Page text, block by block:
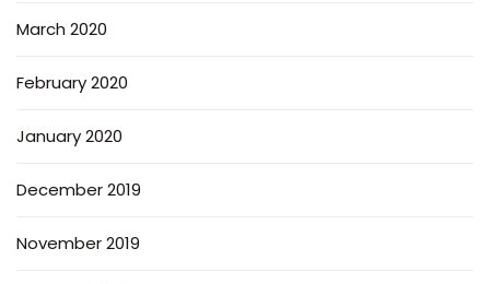
March 2020
February 2020
January 2020
December 2019
November 2019